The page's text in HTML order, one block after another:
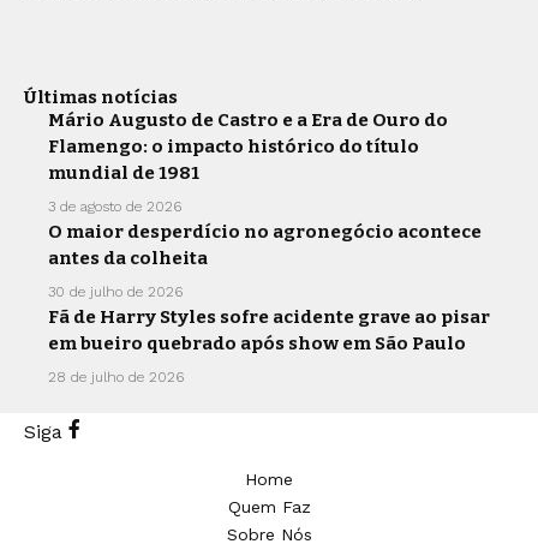
Últimas notícias
Mário Augusto de Castro e a Era de Ouro do
Flamengo: o impacto histórico do título
mundial de 1981
3 de agosto de 2026
O maior desperdício no agronegócio acontece
antes da colheita
30 de julho de 2026
Fã de Harry Styles sofre acidente grave ao pisar
em bueiro quebrado após show em São Paulo
28 de julho de 2026
Siga
Home
Quem Faz
Sobre Nós